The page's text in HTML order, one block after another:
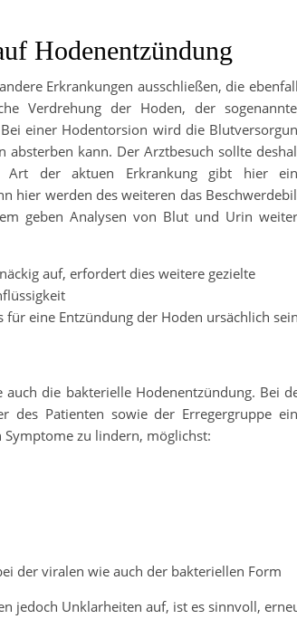
Hodenentzündung
Erkrankungen ausschließen, die
Verdrehung der Hoden, der
einer Hodentorsion wird die
kann. Der Arztbesuch sollte
Art der aktuen Erkrankung gibt hier
hier werden des weiteren das
geben Analysen von Blut und Urin
auf, erfordert dies weitere gezielte
eine Entzündung der Hoden ursächlich sein
die bakterielle Hodenentzündung. Bei
des Patienten sowie der Erregergruppe
zu lindern, möglichst:
der viralen wie auch der bakteriellen Form
jedoch Unklarheiten auf, ist es sinnvoll,